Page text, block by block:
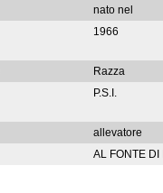
nato nel
1966
Razza
P.S.I.
allevatore
AL FONTE DI